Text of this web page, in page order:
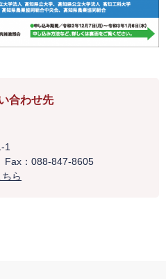
合わせ先
1
Fax：088-847-8605
ら